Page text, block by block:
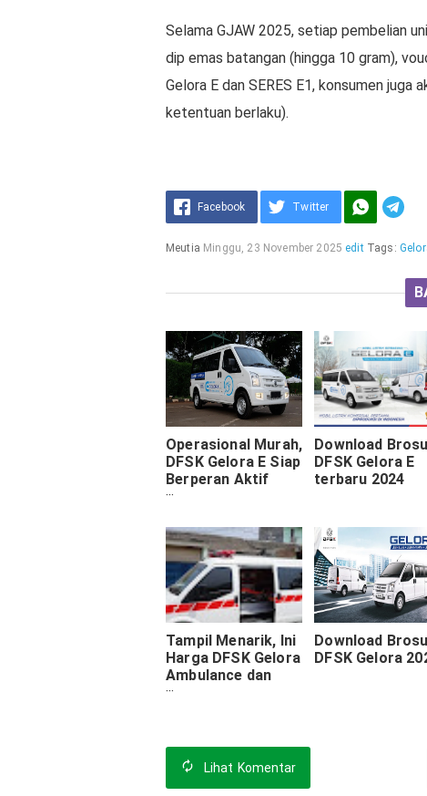
Selama GJAW 2025, setiap pembelian
dip emas batangan (hingga 10 gram),
Gelora E dan SERES E1, konsumen
ketentuan berlaku).
Facebook Twitter
Meutia Minggu, 23 November 2025 edit Tags:
Operasional Murah,
DFSK Gelora E Siap
Berperan Aktif
Dalam Kebangkitan
Nasional
Download
DFSK Gelora E
terbaru 2024
Tampil Menarik, Ini
Harga DFSK Gelora
Ambulance dan
Spesifikasinya
Download
DFSK Gelora
Lihat Komentar